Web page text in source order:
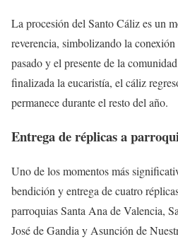
La procesión del Santo Cáliz es un
reverencia, simbolizando la
pasado y el presente de la
finalizada la eucaristía, el cáliz
permanece durante el resto del año.
Entrega de réplicas a
Uno de los momentos más
bendición y entrega de cuatro
parroquias Santa Ana de Valencia,
José de Gandia y Asunción de